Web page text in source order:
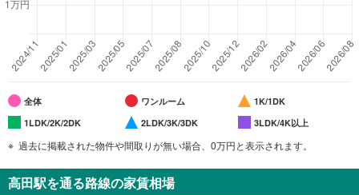
全体 ワンルーム
1K/1DK
1LDK/2K/2DK
2LDK/3K/3DK 3LDK/4K以上
過去に掲載された物件や間取りが無い場合、0万円と表示されます。
高田駅を通る路線の家賃相場